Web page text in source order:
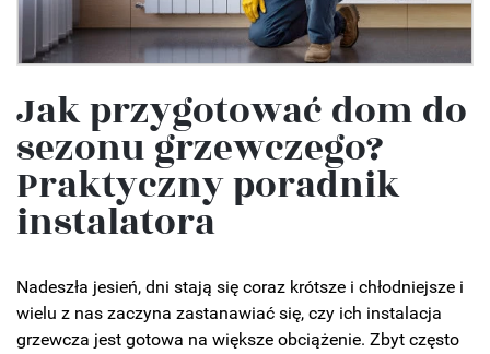
Jak przygotować dom do
sezonu grzewczego?
Praktyczny poradnik
instalatora
Nadeszła jesień, dni stają się coraz krótsze i chłodniejsze i
wielu z nas zaczyna zastanawiać się, czy ich instalacja
grzewcza jest gotowa na większe obciążenie. Zbyt często